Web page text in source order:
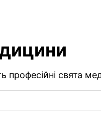
свята